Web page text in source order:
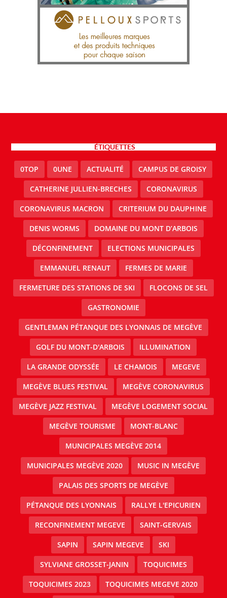
ÉTIQUETTES
0TOP 0UNE ACTUALITÉ CAMPUS DE GROISY
CATHERINE JULLIEN-BRECHES CORONAVIRUS
CORONAVIRUS MACRON CRITERIUM DU DAUPHINE
DENIS WORMS DOMAINE DU MONT D’ARBOIS
DÉCONFINEMENT ELECTIONS MUNICIPALES
EMMANUEL RENAUT FERMES DE MARIE
FERMETURE DES STATIONS DE SKI FLOCONS DE SEL
GASTRONOMIE
GENTLEMAN PÉTANQUE DES LYONNAIS DE MEGÈVE
GOLF DU MONT-D'ARBOIS ILLUMINATION
LA GRANDE ODYSSÉE LE CHAMOIS MEGEVE
MEGÈVE BLUES FESTIVAL MEGÈVE CORONAVIRUS
MEGÈVE JAZZ FESTIVAL MEGÈVE LOGEMENT SOCIAL
MEGÈVE TOURISME MONT-BLANC
MUNICIPALES MEGÈVE 2014
MUNICIPALES MEGÈVE 2020 MUSIC IN MEGÈVE
PALAIS DES SPORTS DE MEGÈVE
PÉTANQUE DES LYONNAIS RALLYE L'EPICURIEN
RECONFINEMENT MEGEVE SAINT-GERVAIS
SAPIN SAPIN MEGEVE SKI
SYLVIANE GROSSET-JANIN TOQUICIMES
TOQUICIMES 2023 TOQUICIMES MEGEVE 2020